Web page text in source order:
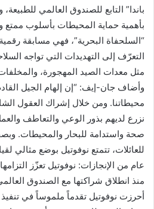
باندا” التابع للصندوق العالمي
بأهمية حماية المحيطات بأسلوب ممتع
“السلحفاة البحرية”، فهي مسابقة
التعرّف إلى التهديدات التي تواجه
مثل معدات الصيد المهجورة، والمخلفات
وأضاف جان-إيف: “إن إلهام الجيل
محيطاتنا. ومن خلال إشراك العقول
نزرع لديهم بذور الوعي والتعاطف
صحة واستدامة للبحار والمحيطات.
للعائلات، تتمتع نوفوتيل بوضع مثالي
عام من الإنجازات: نوفوتيل تعزّز
أحرزت نوفوتيل تقدماً ملموساً في تنفيذ